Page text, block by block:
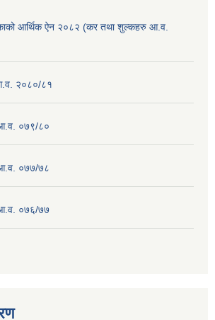
आर्थिक ऐन २०८२ (कर तथा शुल्कहरु आ.व.
२०८०/८१
०७९/८०
०७७/७८
०७६/७७